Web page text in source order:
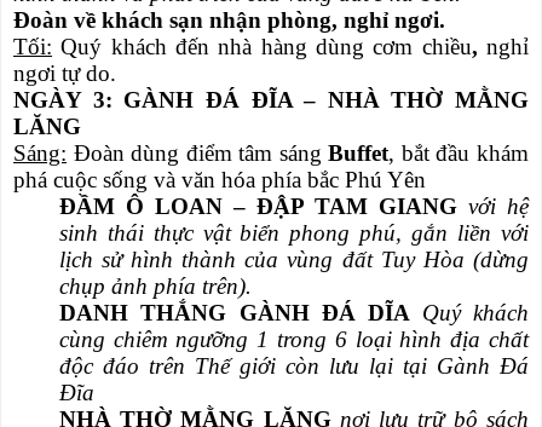
Đoàn về khách sạn nhận phòng, nghỉ ngơi.
Tối: Quý khách đến nhà hàng dùng cơm chiều,nghỉ
ngơi tự do.
NGÀY 3: GÀNH ĐÁ ĐĨA – NHÀ THỜ MẰNG
LĂNG
Sáng: Đoàn dùng điểm tâm sángBuffet, bắt đầu khám
phá cuộc sống và văn hóa phía bắc Phú Yên
ĐẦM Ô LOAN – ĐẬP TAM GIANG với hệ
sinh thái thực vật biển phong phú, gắn liền với
lịch sử hình thành của vùng đất Tuy Hòa (dừng
chụp ảnh phía trên).
DANH THẮNG GÀNH ĐÁ DĨA Quý khách
cùng chiêm ngưỡng 1 trong 6 loại hình địa chất
độc đáo trên Thế giới còn lưu lại tại Gành Đá
Đĩa
NHÀ THỜ MẰNG LĂNG nơi lưu trữ bộ sách